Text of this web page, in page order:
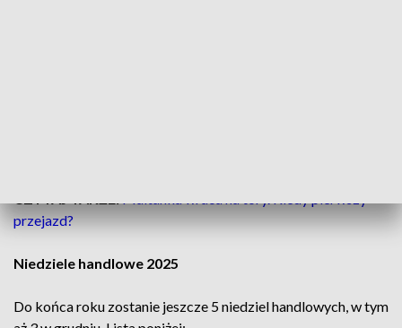
przejazd?
Niedziele handlowe 2025
Do końca roku zostanie jeszcze 5 niedziel handlowych, w tym